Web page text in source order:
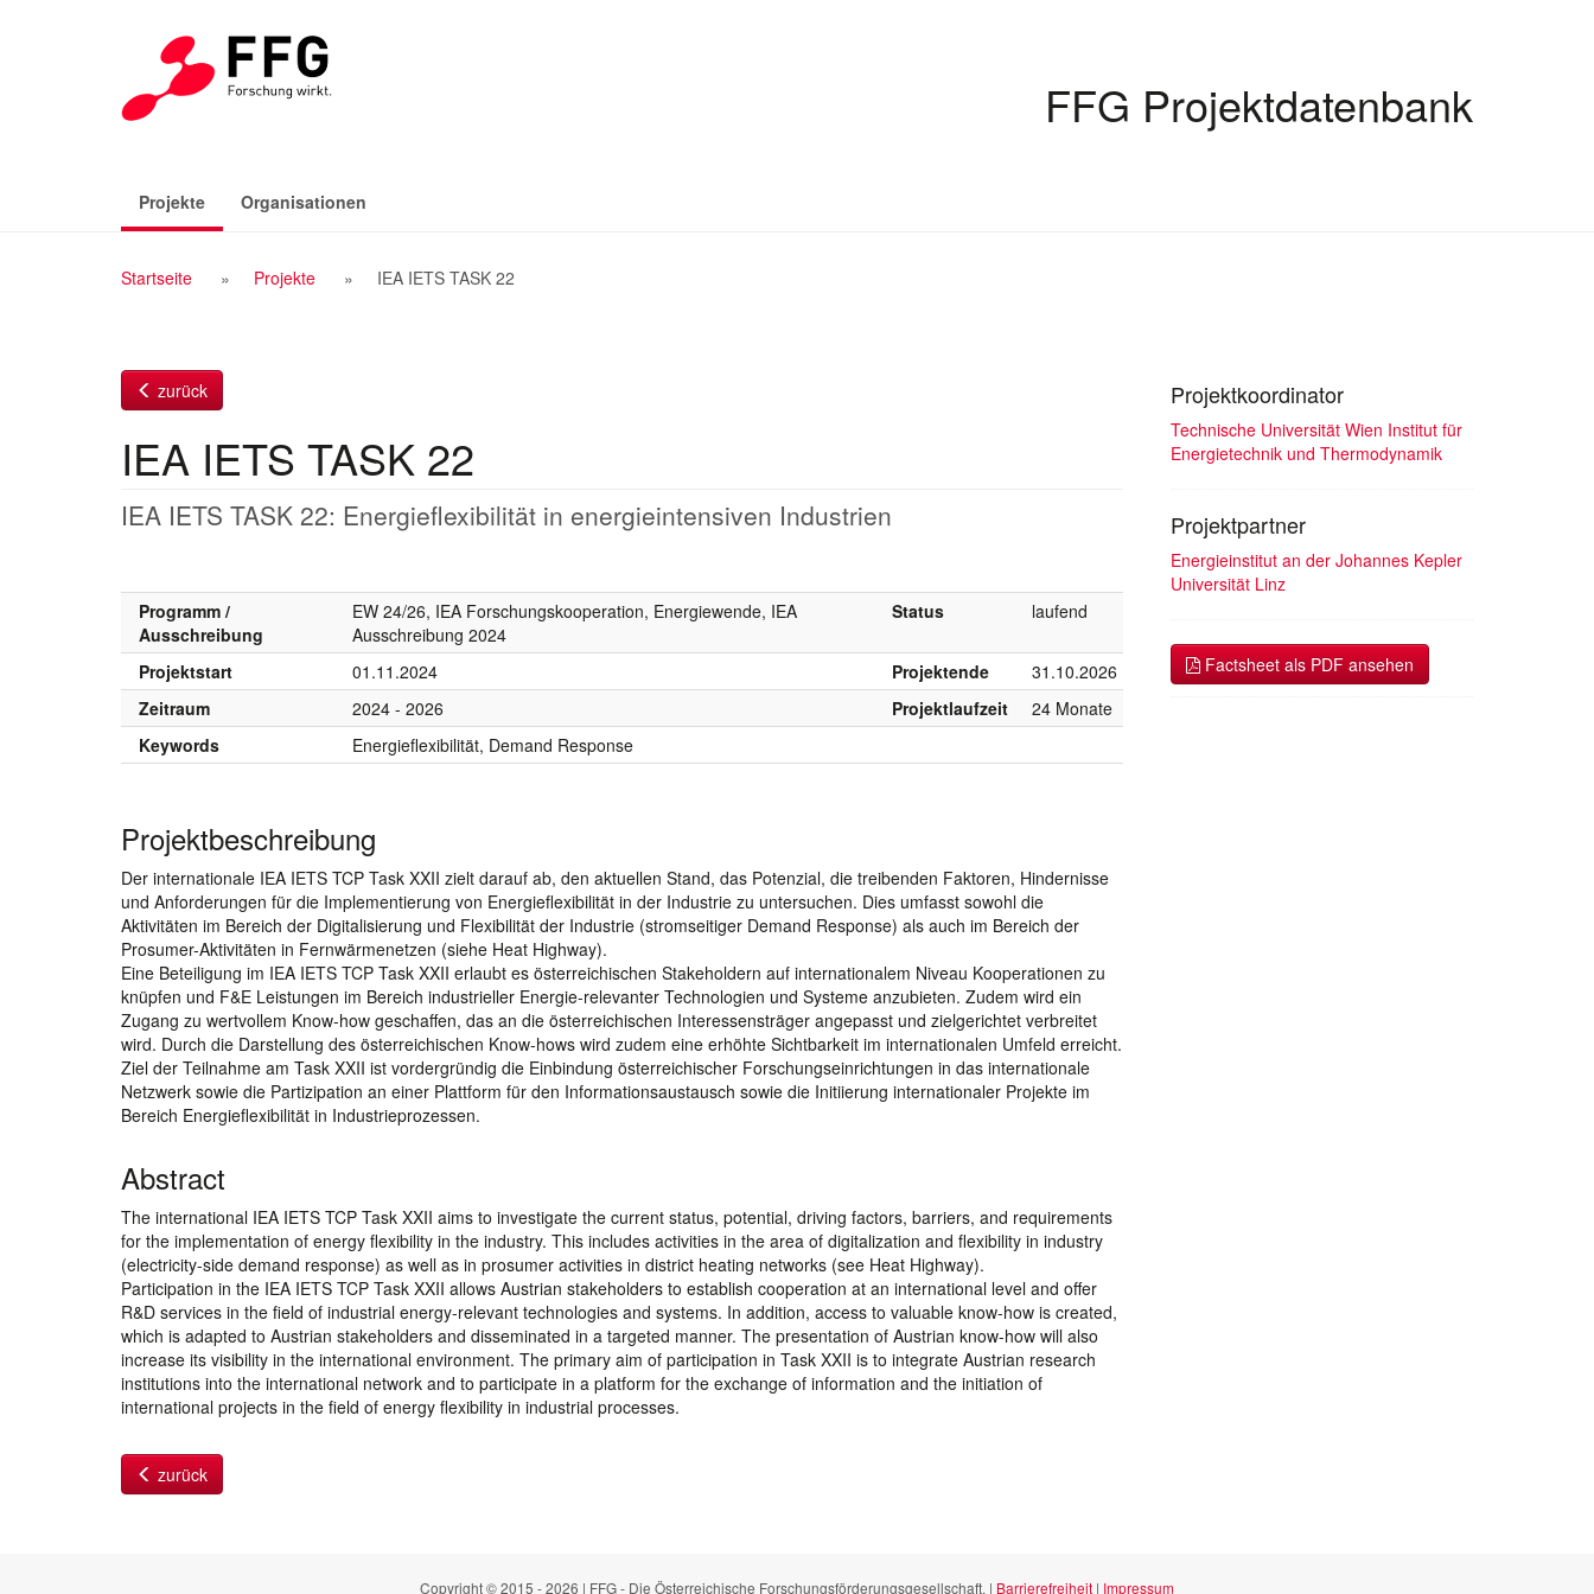
FFG Projektdatenbank
Projekte(aktiv)Organisationen
Breadcrumb
Startseite Projekte IEA IETS TASK 22
zurück
IEA IETS TASK 22
IEA IETS TASK 22: Energieflexibilität in energieintensiven Industrien
Programm /
Ausschreibung
EW 24/26, IEA Forschungskooperation, Energiewende, IEA
Ausschreibung 2024
Status laufend
Projektstart 01.11.2024 Projektende
31.10.2026
Zeitraum
2024 - 2026 Projektlaufzeit
24 Monate
Keywords
Energieflexibilität, Demand Response
Projektbeschreibung
Der internationale IEA IETS TCP Task XXII zielt darauf ab, den aktuellen Stand, das Potenzial, die treibenden Faktoren, Hindernisse
und Anforderungen für die Implementierung von Energieflexibilität in der Industrie zu untersuchen. Dies umfasst sowohl die
Aktivitäten im Bereich der Digitalisierung und Flexibilität der Industrie (stromseitiger Demand Response) als auch im Bereich der
Prosumer-Aktivitäten in Fernwärmenetzen (siehe Heat Highway).
Eine Beteiligung im IEA IETS TCP Task XXII erlaubt es österreichischen Stakeholdern auf internationalem Niveau Kooperationen zu
knüpfen und F&E Leistungen im Bereich industrieller Energie-relevanter Technologien und Systeme anzubieten. Zudem wird ein
Zugang zu wertvollem Know-how geschaffen, das an die österreichischen Interessensträger angepasst und zielgerichtet verbreitet
wird. Durch die Darstellung des österreichischen Know-hows wird zudem eine erhöhte Sichtbarkeit im internationalen Umfeld erreicht.
Ziel der Teilnahme am Task XXII ist vordergründig die Einbindung österreichischer Forschungseinrichtungen in das internationale
Netzwerk sowie die Partizipation an einer Plattform für den Informationsaustausch sowie die Initiierung internationaler Projekte im
Bereich Energieflexibilität in Industrieprozessen.
Abstract
The international IEA IETS TCP Task XXII aims to investigate the current status, potential, driving factors, barriers, and requirements
for the implementation of energy flexibility in the industry. This includes activities in the area of digitalization and flexibility in industry
(electricity-side demand response) as well as in prosumer activities in district heating networks (see Heat Highway).
Participation in the IEA IETS TCP Task XXII allows Austrian stakeholders to establish cooperation at an international level and offer
R&D services in the field of industrial energy-relevant technologies and systems. In addition, access to valuable know-how is created,
which is adapted to Austrian stakeholders and disseminated in a targeted manner. The presentation of Austrian know-how will also
increase its visibility in the international environment. The primary aim of participation in Task XXII is to integrate Austrian research
institutions into the international network and to participate in a platform for the exchange of information and the initiation of
international projects in the field of energy flexibility in industrial processes.
zurück
Projektkoordinator
Technische Universität Wien Institut für
Energietechnik und Thermodynamik
Projektpartner
Energieinstitut an der Johannes Kepler
Universität Linz
Factsheet als PDF ansehen
Copyright © 2015 - 2026 | FFG - Die Österreichische Forschungsförderungsgesellschaft. | Barrierefreiheit | Impressum